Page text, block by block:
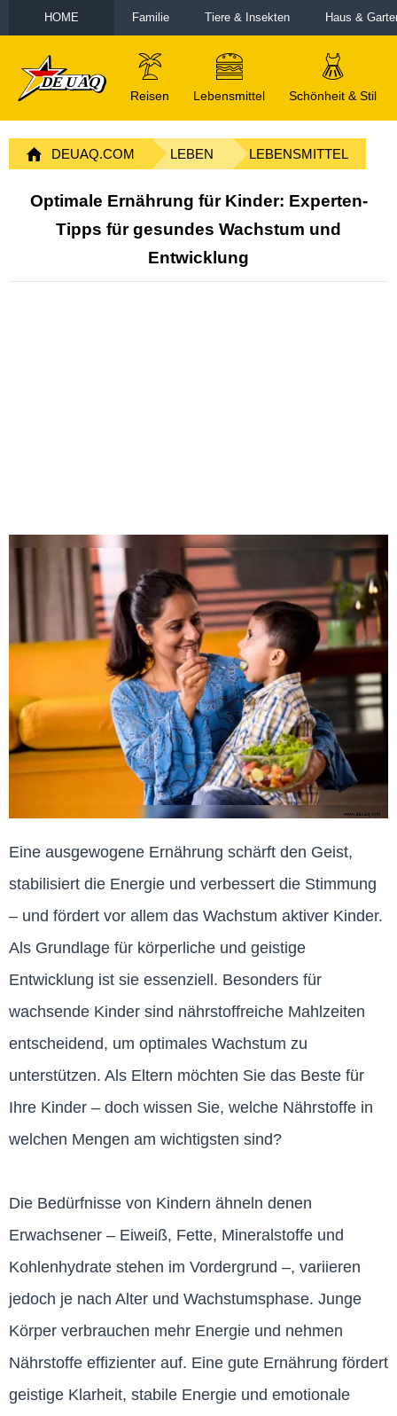
HOME Familie Tiere & Insekten Haus &
Reisen Lebensmittel Schönheit & Stil
DEUAQ.COM LEBEN LEBENSMITTEL
Optimale Ernährung für Kinder: Experten-
Tipps für gesundes Wachstum und
Entwicklung
Eine ausgewogene Ernährung schärft den Geist,
stabilisiert die Energie und verbessert die Stimmung
– und fördert vor allem das Wachstum aktiver Kinder.
Als Grundlage für körperliche und geistige
Entwicklung ist sie essenziell. Besonders für
wachsende Kinder sind nährstoffreiche Mahlzeiten
entscheidend, um optimales Wachstum zu
unterstützen. Als Eltern möchten Sie das Beste für
Ihre Kinder – doch wissen Sie, welche Nährstoffe in
welchen Mengen am wichtigsten sind?
Die Bedürfnisse von Kindern ähneln denen
Erwachsener – Eiweiß, Fette, Mineralstoffe und
Kohlenhydrate stehen im Vordergrund –, variieren
jedoch je nach Alter und Wachstumsphase. Junge
Körper verbrauchen mehr Energie und nehmen
Nährstoffe effizienter auf. Eine gute Ernährung fördert
geistige Klarheit, stabile Energie und emotionale